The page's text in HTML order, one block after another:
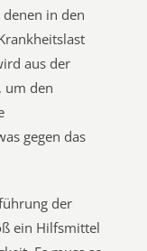
in den
aus der
um den
gegen das
der
ein Hilfsmittel